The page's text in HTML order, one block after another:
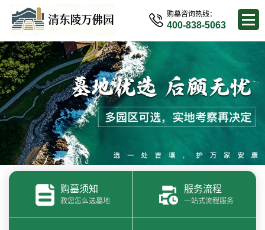
购墓咨询热线：
400-838-5063
购墓须知
教您怎么选墓地
服务流程
一站式流程服务